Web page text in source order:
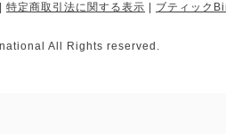
特定商取引法に関する表示 ブティック
All Rights reserved.